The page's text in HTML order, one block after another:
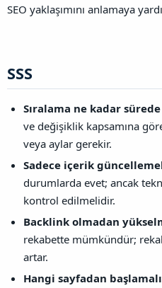
SEO yaklaşımını anlamaya
SSS​
Sıralama ne kadar
ve değişiklik kapsamına
veya aylar gerekir.
Sadece içerik
durumlarda evet; ancak
kontrol edilmelidir.
Backlink olmadan
rekabette mümkündür;
artar.
Hangi sayfadan